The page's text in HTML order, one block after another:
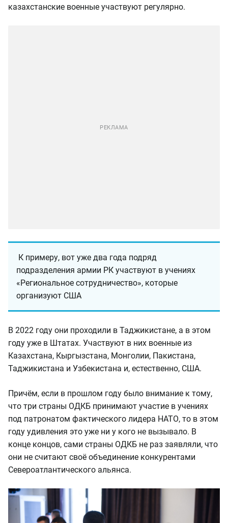
казахстанские военные участвуют регулярно.
К примеру, вот уже два года подряд
подразделения армии РК участвуют в учениях
«Региональное сотрудничество», которые
организуют США
В 2022 году они проходили в Таджикистане, а в этом
году уже в Штатах. Участвуют в них военные из
Казахстана, Кыргызстана, Монголии, Пакистана,
Таджикистана и Узбекистана и, естественно, США.
Причём, если в прошлом году было внимание к тому,
что три страны ОДКБ принимают участие в учениях
под патронатом фактического лидера НАТО, то в этом
году удивления это уже ни у кого не вызывало. В
конце концов, сами страны ОДКБ не раз заявляли, что
они не считают своё объединение конкурентами
Североатлантического альянса.